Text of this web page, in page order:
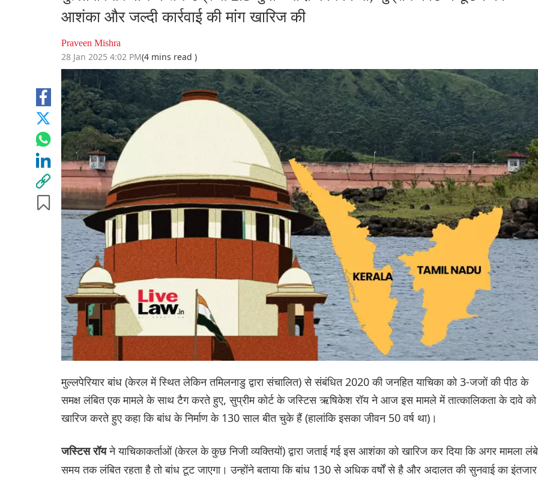
आशंका और जल्दी कार्रवाई की मांग खारिज की
Praveen Mishra
28 Jan 2025 4:02 PM(4 mins read )
मुल्लपेरियार बांध (केरल में स्थित लेकिन तमिलनाडु द्वारा संचालित) से संबंधित 2020 की जनहित याचिका को 3-जजों की पीठ के
समक्ष लंबित एक मामले के साथ टैग करते हुए, सुप्रीम कोर्ट के जस्टिस ऋषिकेश रॉय ने आज इस मामले में तात्कालिकता के दावे को
खारिज करते हुए कहा कि बांध के निर्माण के 130 साल बीत चुके हैं (हालांकि इसका जीवन 50 वर्ष था)।
जस्टिस रॉयने याचिकाकर्ताओं (केरल के कुछ निजी व्यक्तियों) द्वारा जताई गई इस आशंका को खारिज कर दिया कि अगर मामला लंबे
समय तक लंबित रहता है तो बांध टूट जाएगा। उन्होंने बताया कि बांध 130 से अधिक वर्षों से है और अदालत की सुनवाई का इंतजार